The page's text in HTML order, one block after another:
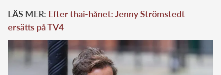
LÄS MER: Efter thai-hånet: Jenny Strömstedt
ersätts på TV4